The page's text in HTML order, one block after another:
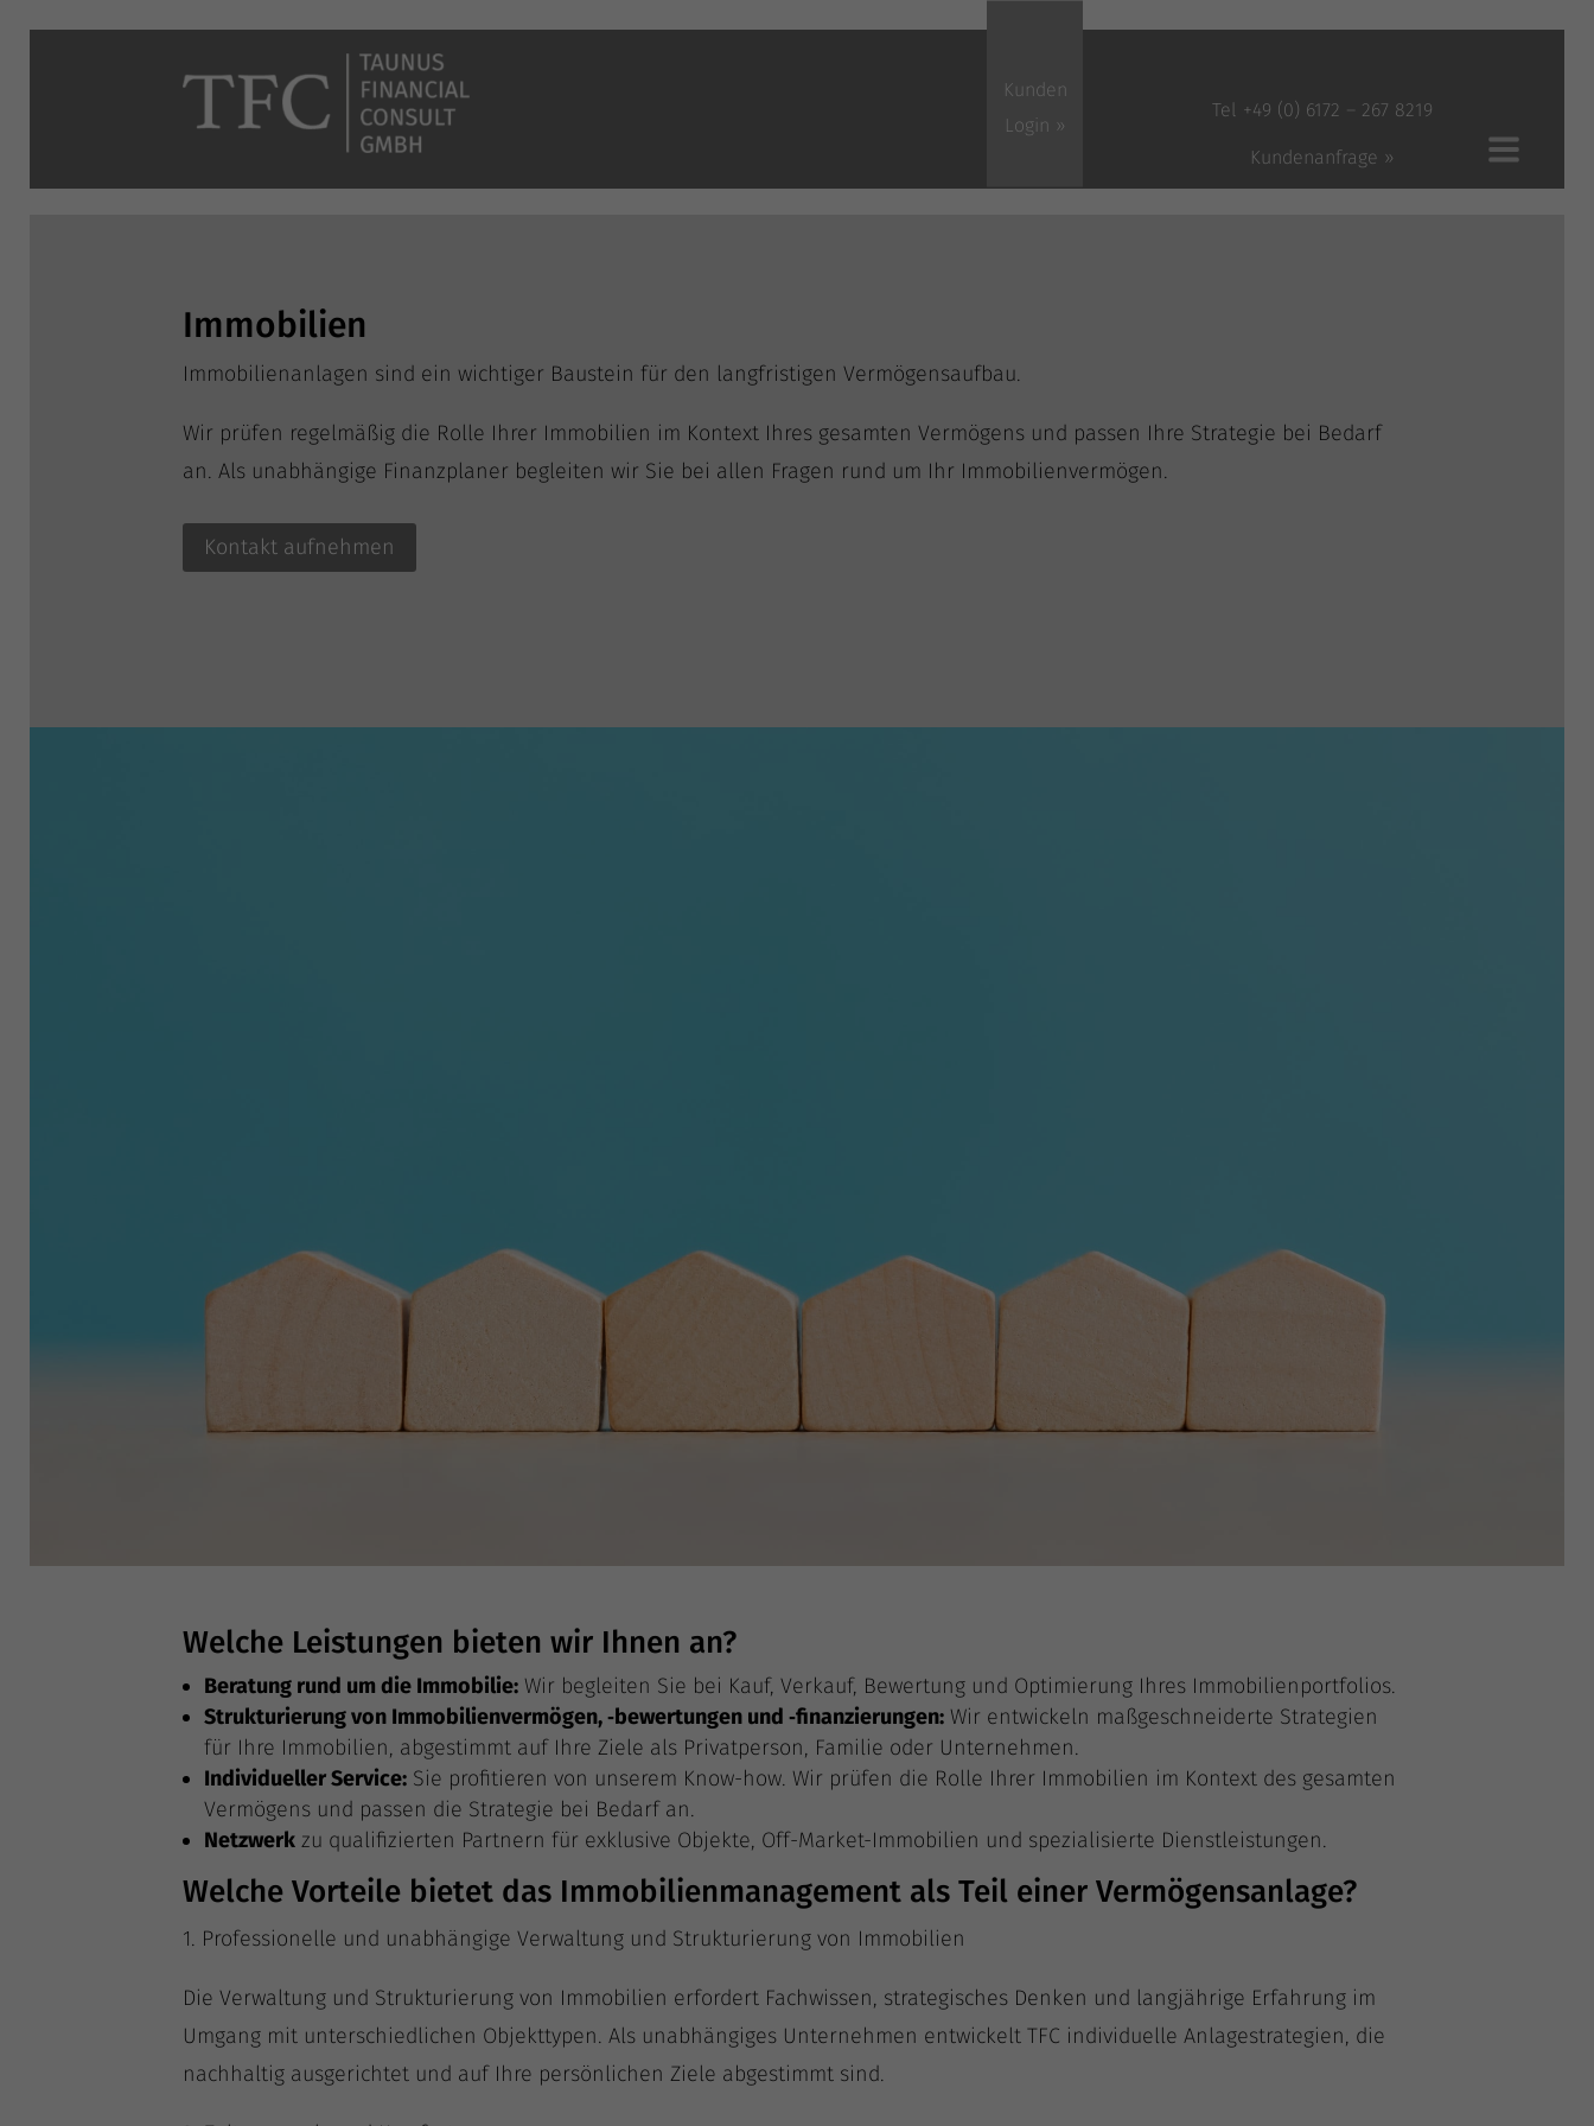
Kunden
Login »
Tel +49 (0) 6172 – 267 8219
Kundenanfrage »
Immobilien
Immo­bi­li­en­an­la­gen sind ein wich­ti­ger Bau­stein für den lang­fris­ti­gen Vermögensaufbau.
Wir prü­fen regel­mä­ßig die Rol­le Ihrer Immo­bi­li­en im Kon­text Ihres gesam­ten Ver­mö­gens und pas­sen Ihre Stra­te­gie bei Bedarf
an. Als unab­hän­gi­ge Finanz­pla­ner beglei­ten wir Sie bei allen Fra­gen rund um Ihr Immobilienvermögen.
Kon­takt aufnehmen
Welche Leistungen bieten wir Ihnen an?
Bera­tung rund um die Immo­bi­lie: Wir beglei­ten Sie bei Kauf, Ver­kauf, Bewer­tung und Opti­mie­rung Ihres Immobilienportfolios.
Struk­tu­rie­rung von Immo­bi­li­en­ver­mö­gen, ‑bewer­tun­gen und ‑finan­zie­run­gen: Wir ent­wi­ckeln maß­ge­schnei­der­te Stra­te­gien
für Ihre Immo­bi­li­en, abge­stimmt auf Ihre Zie­le als Pri­vat­per­son, Fami­lie oder Unternehmen.
Indi­vi­du­el­ler Ser­vice: Sie pro­fi­tie­ren von unse­rem Know-how. Wir prü­fen die Rol­le Ihrer Immo­bi­li­en im Kon­text des gesam­ten
Ver­mö­gens und pas­sen die Stra­te­gie bei Bedarf an.
Netz­werk zu qua­li­fi­zier­ten Part­nern für exklu­si­ve Objek­te, Off-Mar­ket-Immo­bi­li­en und spe­zia­li­sier­te Dienstleistungen.
Welche Vorteile bietet das Immobilienmanagement als Teil einer Vermögensanlage?
1. Pro­fes­sio­nel­le und unab­hän­gi­ge Ver­wal­tung und Struk­tu­rie­rung von Immobilien
Die Ver­wal­tung und Struk­tu­rie­rung von Immo­bi­li­en erfor­dert Fach­wis­sen, stra­te­gi­sches Den­ken und lang­jäh­ri­ge Erfah­rung im
Umgang mit unter­schied­li­chen Objekt­ty­pen. Als unab­hän­gi­ges Unter­neh­men ent­wi­ckelt TFC indi­vi­du­el­le Anla­ge­stra­te­gien, die
nach­hal­tig aus­ge­rich­tet und auf Ihre per­sön­li­chen Zie­le abge­stimmt sind.